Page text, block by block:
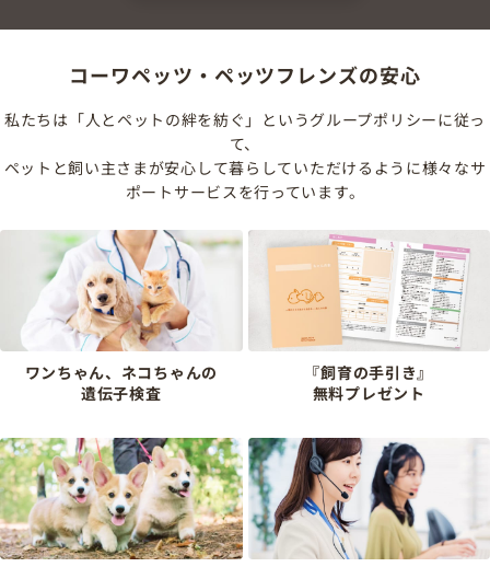
コーワペッツ・ペッツフレンズの安心
私たちは「人とペットの絆を紡ぐ」というグループポリシーに従っ
て、
ペットと飼い主さまが安心して暮らしていただけるように様々なサ
ポートサービスを行っています。
ワンちゃん、ネコちゃんの
遺伝子検査
『飼育の手引き』
無料プレゼント